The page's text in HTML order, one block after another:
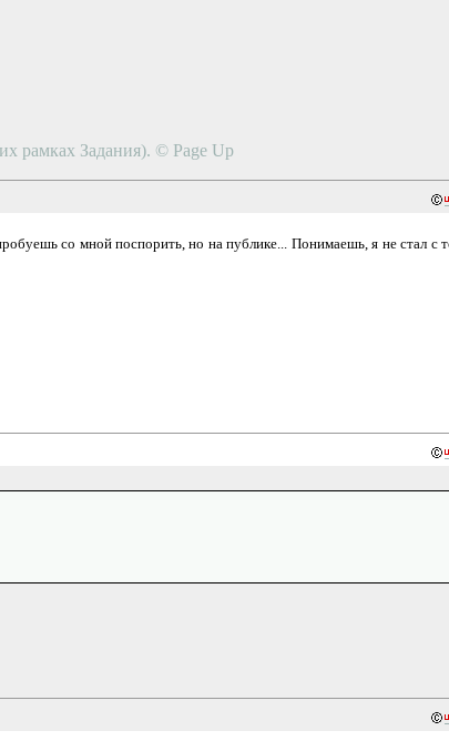
рамках Задания). © Page Up
со мной поспорить, но на публике... Понимаешь, я не стал с